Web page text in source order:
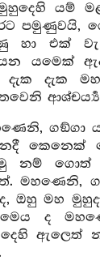
යම්
පමුණුවයි,
හා එක්
යමෙක්
දැක
ආශ්චර්‍ය්‍ය
ගඞ්ගා
කෙනෙක්
නම් ගොත්
මහණෙනි,
ඔහු මහ
ද
ඇලෙත්